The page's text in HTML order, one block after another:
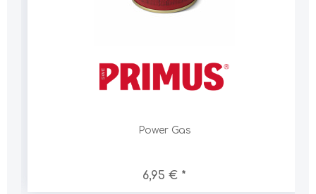
Power Gas
6,95 € *